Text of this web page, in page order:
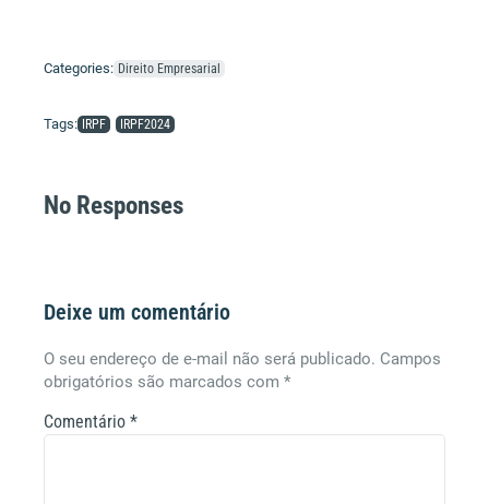
Categories: Direito Empresarial
Tags: IRPF IRPF2024
No Responses
Deixe um comentário
O seu endereço de e-mail não será publicado. Campos
obrigatórios são marcados com *
Comentário *